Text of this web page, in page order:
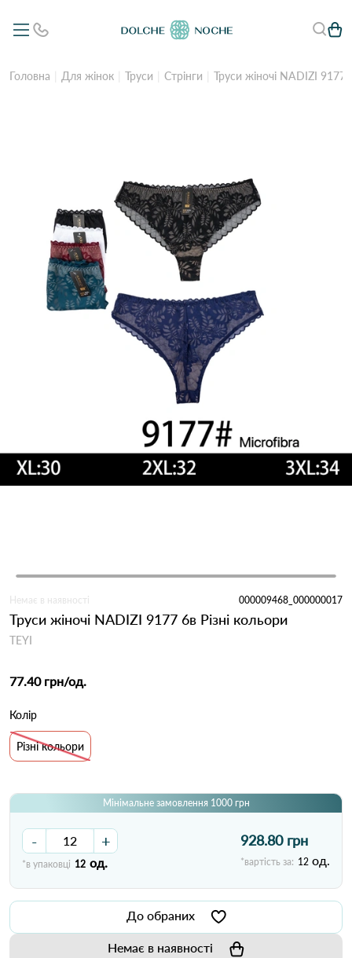
Головна Для жінок Труси Стрінги Труси жіночі NADIZI 9177
Немає в наявності 000009468_000000017
Труси жіночі NADIZI 9177 6в Різні кольори
TEYI
77.40 грн/од.
Колір
Різні кольори
Мінімальне замовлення 1000 грн
- +
*в упаковці 12 од.
928.80 грн
*вартість за: 12 од.
До обраних
Немає в наявності